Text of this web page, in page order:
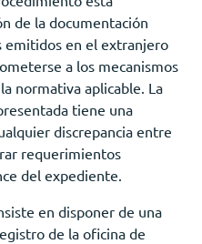
de la documentación
emitidos en el extranjero
a los mecanismos
normativa aplicable. La
tiene una
discrepancia entre
requerimientos
del expediente.
en disponer de una
de la oficina de